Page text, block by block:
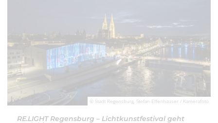
© Stadt Regensburg, Stefan Effenhauser / Kamerafoto
RE.LIGHT Regensburg – Lichtkunstfestival geht